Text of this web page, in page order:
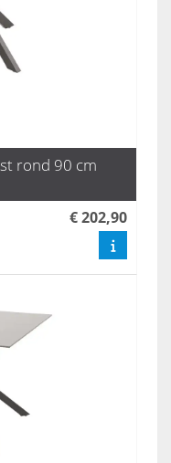
rond 90 cm
€ 202,90